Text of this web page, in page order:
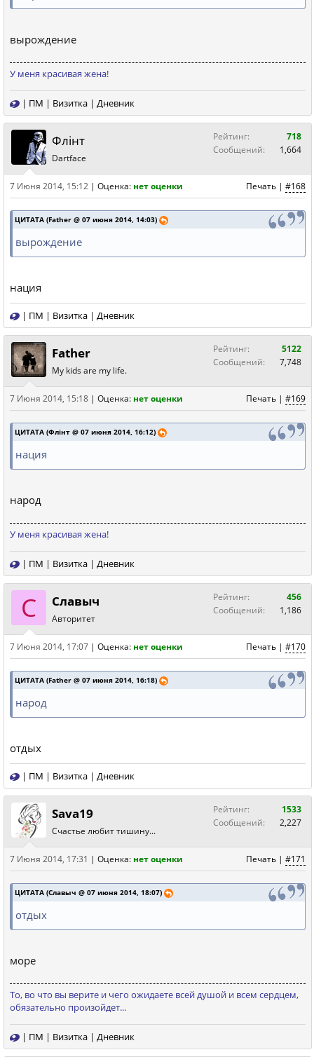
вырождение
У меня красивая жена!
| ПМ | Визитка | Дневник
Флiнт
Dartface
Рейтинг:
718
Сообщений:
1,664
Печать | #168
7 Июня 2014, 15:12 | Оценка: нет оценки
ЦИТАТА (Father @ 07 июня 2014, 14:03)
вырождение
нация
| ПМ | Визитка | Дневник
Father
My kids are my life.
Рейтинг:
5122
Сообщений:
7,748
Печать | #169
7 Июня 2014, 15:18 | Оценка: нет оценки
ЦИТАТА (Флiнт @ 07 июня 2014, 16:12)
нация
народ
У меня красивая жена!
| ПМ | Визитка | Дневник
С Славыч
Авторитет
Рейтинг:
456
Сообщений:
1,186
Печать | #170
7 Июня 2014, 17:07 | Оценка: нет оценки
ЦИТАТА (Father @ 07 июня 2014, 16:18)
народ
отдых
| ПМ | Визитка | Дневник
Sava19
Счастье любит тишину...
Рейтинг:
1533
Сообщений:
2,227
Печать | #171
7 Июня 2014, 17:31 | Оценка: нет оценки
ЦИТАТА (Славыч @ 07 июня 2014, 18:07)
отдых
море
То, во что вы верите и чего ожидаете всей душой и всем сердцем,
обязательно произойдет...
| ПМ | Визитка | Дневник